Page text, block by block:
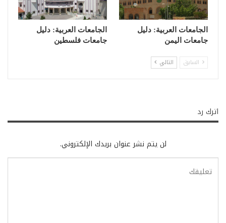
الجامعات العربية: دليل
جامعات اليمن
الجامعات العربية: دليل
جامعات فلسطين
السابق التالي
اترك رد
لن يتم نشر عنوان بريدك الإلكتروني.